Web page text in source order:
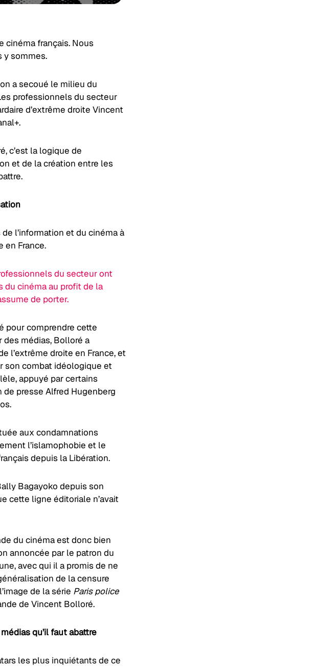
cinéma français. Nous
y sommes.
a secoué le milieu du
professionnels du secteur
d’extrême droite Vincent
c’est la logique de
et de la création entre les
l’information et du cinéma à
en France.
du secteur ont
du cinéma au profit de la
de porter.
pour comprendre cette
des médias, Bolloré a
l’extrême droite en France, et
son combat idéologique et
appuyé par certains
presse Alfred Hugenberg
aux condamnations
l’islamophobie et le
depuis la Libération.
Bagayoko depuis son
cette ligne éditoriale n’avait
du cinéma est donc bien
annoncée par le patron du
avec qui il a promis de ne
de la censure
de la série Paris police
de Vincent Bolloré.
qu’il faut abattre
les plus inquiétants de ce